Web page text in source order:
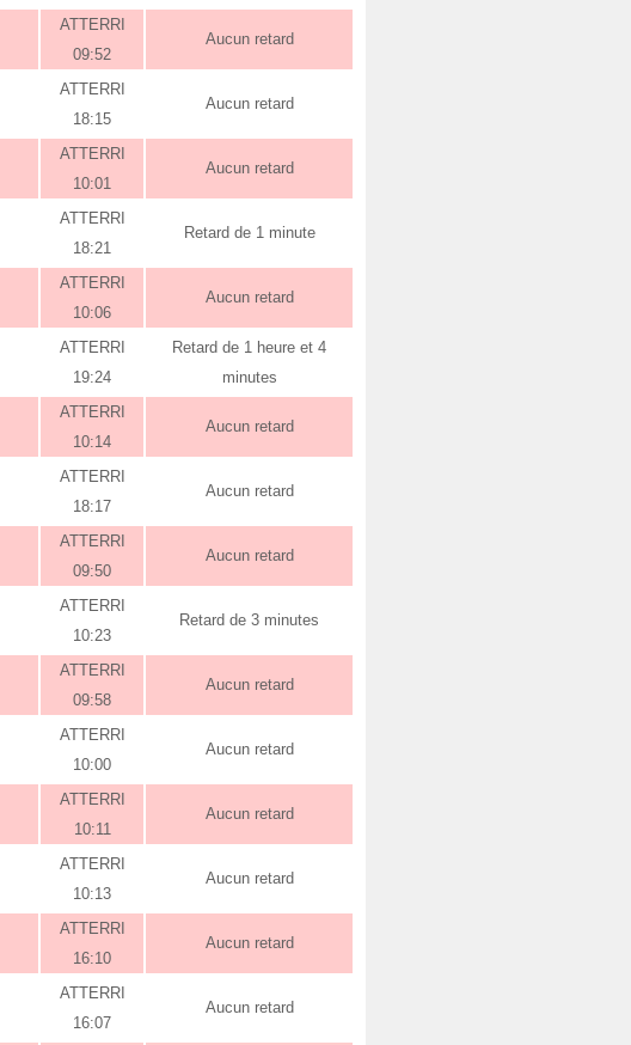
ATTERRI
09:52
Aucun retard
ATTERRI
18:15
Aucun retard
ATTERRI
10:01
Aucun retard
ATTERRI
18:21
Retard de 1 minute
ATTERRI
10:06
Aucun retard
ATTERRI
19:24
Retard de 1 heure et 4
minutes
ATTERRI
10:14
Aucun retard
ATTERRI
18:17
Aucun retard
ATTERRI
09:50
Aucun retard
ATTERRI
10:23
Retard de 3 minutes
ATTERRI
09:58
Aucun retard
ATTERRI
10:00
Aucun retard
ATTERRI
10:11
Aucun retard
ATTERRI
10:13
Aucun retard
ATTERRI
16:10
Aucun retard
ATTERRI
16:07
Aucun retard